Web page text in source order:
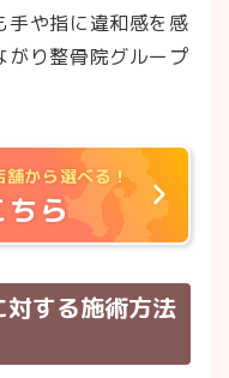
手や指に違和感を感
がり整骨院グループ
舗から選べる！
ちら
する施術方法